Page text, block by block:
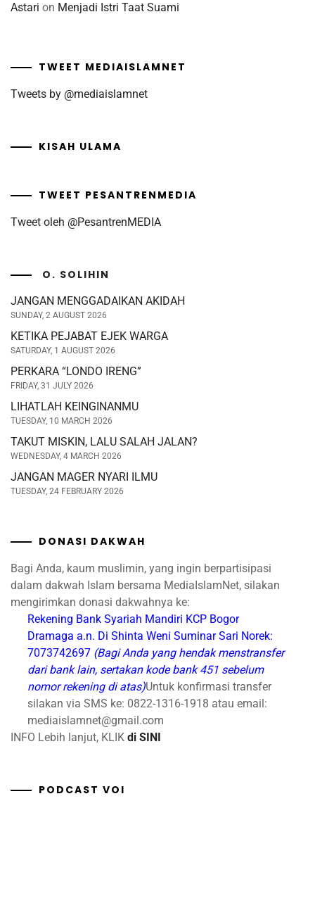
Astari on Menjadi Istri Taat Suami
TWEET MEDIAISLAMNET
Tweets by @mediaislamnet
KISAH ULAMA
TWEET PESANTRENMEDIA
Tweet oleh @PesantrenMEDIA
O. SOLIHIN
JANGAN MENGGADAIKAN AKIDAH
SUNDAY, 2 AUGUST 2026
KETIKA PEJABAT EJEK WARGA
SATURDAY, 1 AUGUST 2026
PERKARA “LONDO IRENG”
FRIDAY, 31 JULY 2026
LIHATLAH KEINGINANMU
TUESDAY, 10 MARCH 2026
TAKUT MISKIN, LALU SALAH JALAN?
WEDNESDAY, 4 MARCH 2026
JANGAN MAGER NYARI ILMU
TUESDAY, 24 FEBRUARY 2026
DONASI DAKWAH
Bagi Anda, kaum muslimin, yang ingin berpartisipasi
dalam dakwah Islam bersama MediaIslamNet, silakan
mengirimkan donasi dakwahnya ke:
Rekening Bank Syariah Mandiri KCP Bogor
Dramaga a.n. Di Shinta Weni Suminar Sari Norek:
7073742697 (Bagi Anda yang hendak menstransfer
dari bank lain, sertakan kode bank 451 sebelum
nomor rekening di atas)Untuk konfirmasi transfer
silakan via SMS ke: 0822-1316-1918 atau email:
mediaislamnet@gmail.com
INFO Lebih lanjut, KLIK di SINI
PODCAST VOI